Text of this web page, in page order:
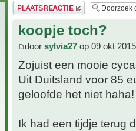
Plaats een reactie
koopje toch?
door sylvia27 op 09 okt
Zojuist een mooie
Uit Duitsland voor 85
geloofde het niet
Ik had een tijdje terug